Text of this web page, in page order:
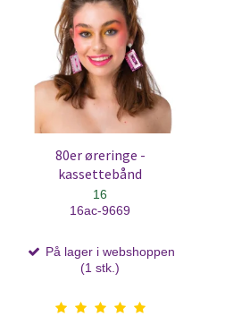
80er øreringe -
kassettebånd
16
16ac-9669
På lager i webshoppen
(1 stk.)